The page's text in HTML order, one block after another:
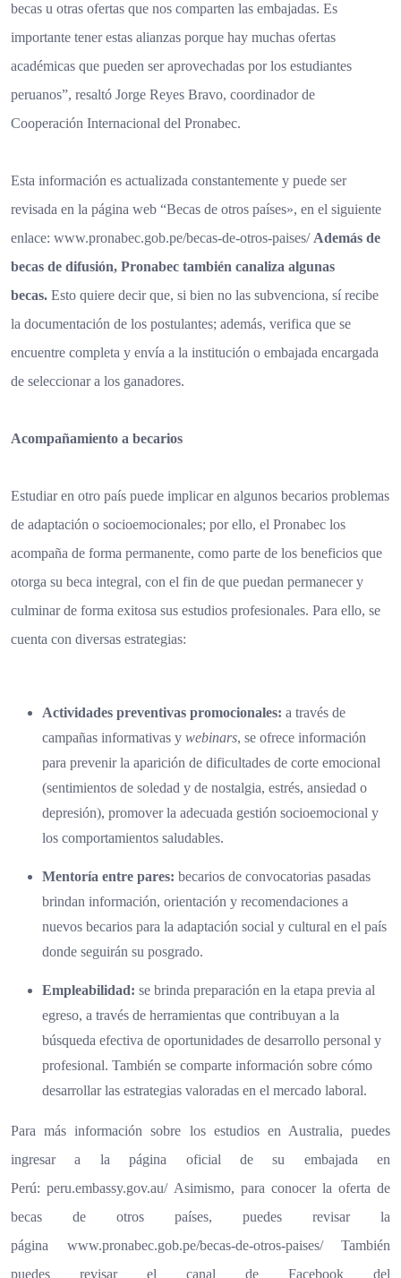
becas u otras ofertas que nos comparten las embajadas. Es
importante tener estas alianzas porque hay muchas ofertas
académicas que pueden ser aprovechadas por los estudiantes
peruanos”, resaltó Jorge Reyes Bravo, coordinador de
Cooperación Internacional del Pronabec.
Esta información es actualizada constantemente y puede ser
revisada en la página web “Becas de otros países», en el siguiente
enlace: www.pronabec.gob.pe/becas-de-otros-paises/ Además de
becas de difusión, Pronabec también canaliza algunas
becas. Esto quiere decir que, si bien no las subvenciona, sí recibe
la documentación de los postulantes; además, verifica que se
encuentre completa y envía a la institución o embajada encargada
de seleccionar a los ganadores.
Acompañamiento a becarios
Estudiar en otro país puede implicar en algunos becarios problemas
de adaptación o socioemocionales; por ello, el Pronabec los
acompaña de forma permanente, como parte de los beneficios que
otorga su beca integral, con el fin de que puedan permanecer y
culminar de forma exitosa sus estudios profesionales. Para ello, se
cuenta con diversas estrategias:
Actividades preventivas promocionales: a través de
campañas informativas y webinars, se ofrece información
para prevenir la aparición de dificultades de corte emocional
(sentimientos de soledad y de nostalgia, estrés, ansiedad o
depresión), promover la adecuada gestión socioemocional y
los comportamientos saludables.
Mentoría entre pares: becarios de convocatorias pasadas
brindan información, orientación y recomendaciones a
nuevos becarios para la adaptación social y cultural en el país
donde seguirán su posgrado.
Empleabilidad: se brinda preparación en la etapa previa al
egreso, a través de herramientas que contribuyan a la
búsqueda efectiva de oportunidades de desarrollo personal y
profesional. También se comparte información sobre cómo
desarrollar las estrategias valoradas en el mercado laboral.
Para más información sobre los estudios en Australia, puedes
ingresar a la página oficial de su embajada en
Perú: peru.embassy.gov.au/Asimismo, para conocer la oferta de
becas de otros países, puedes revisar la
página www.pronabec.gob.pe/becas-de-otros-paises/
También
puedes revisar el canal de Facebook del